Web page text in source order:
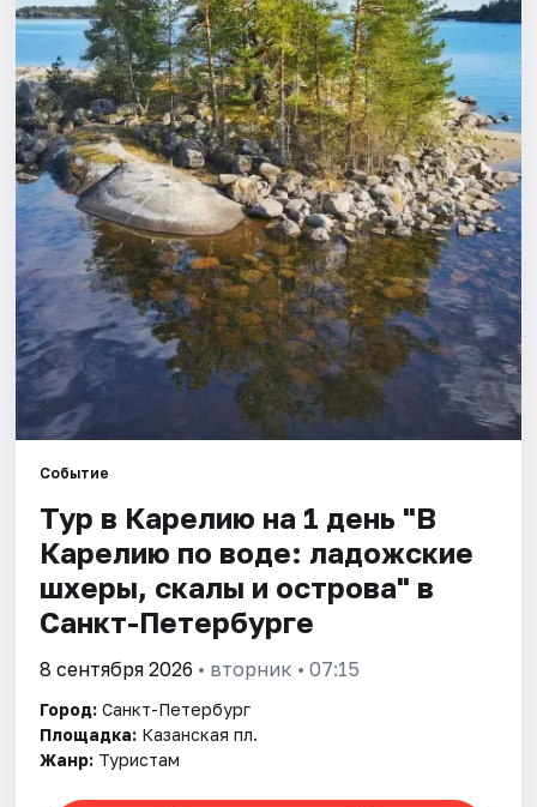
Города
Площадки
Артисты
Рейтинги
Событие
Тур в Карелию на 1 день "В
Карелию по воде: ладожские
шхеры, скалы и острова" в
Санкт-Петербурге
8 сентября 2026 • вторник • 07:15
Город: Санкт-Петербург
Площадка: Казанская пл.
Жанр: Туристам